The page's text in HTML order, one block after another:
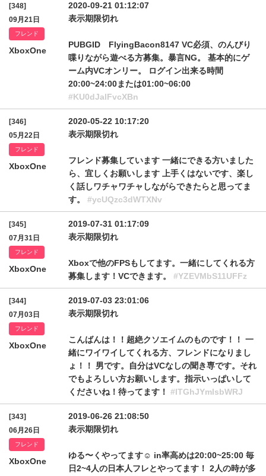
[348]
09月21日
フレンド
XboxOne
2020-09-21 01:12:07
表示期限切れ
PUBGID FlyingBacon8147 VC必須、のんびり
喋りながら遊べる方募集。暴言NG。 基本的にゲ
ーム内VCオンリー。 ログイン出来る時間
20:00~24:00または01:00~06:00
#KU0dJalFvcXBn
[346]
05月22日
フレンド
XboxOne
2020-05-22 10:17:20
表示期限切れ
フレンド募集しています 一緒にできる方いました
ら、宜しくお願いします 上手くはないです、楽し
く話しワチャワチャしながらできたらと思ってま
す。 #ycUQzc3dWTXNv
[345]
07月31日
フレンド
XboxOne
2019-07-31 01:17:09
表示期限切れ
Xboxで他のFPSもしてます。一緒にしてくれる方
募集します！VCできます。 #YZEVMbS11UFFz
[344]
07月03日
フレンド
XboxOne
2019-07-03 23:01:06
表示期限切れ
こんばんは！！超絶クソエイムのものです！！ 一
緒にワイワイしてくれる方、フレンドになりまし
ょ！！ 男です。自分はVCなしの聞き専です。それ
でもよろしい方お願いします。指示いっぱいして
くださいね！待ってます！ #ITGhJYmlsbWRJ
[343]
06月26日
フレンド
XboxOne
2019-06-26 21:08:50
表示期限切れ
ゆる〜くやってます☺️ in率高めは20:00~25:00 毎
日2~4人の日本人フレとやってます！ 2人の時が多